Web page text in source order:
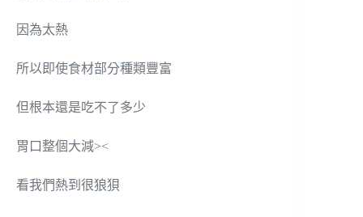
因為太熱
所以即使食材部分種類豐富
但根本還是吃不了多少
胃口整個大減><
看我們熱到很狼狽